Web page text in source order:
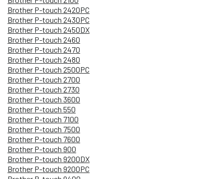
Brother P-touch 2420PC
Brother P-touch 2430PC
Brother P-touch 2450DX
Brother P-touch 2460
Brother P-touch 2470
Brother P-touch 2480
Brother P-touch 2500PC
Brother P-touch 2700
Brother P-touch 2730
Brother P-touch 3600
Brother P-touch 550
Brother P-touch 7100
Brother P-touch 7500
Brother P-touch 7600
Brother P-touch 900
Brother P-touch 9200DX
Brother P-touch 9200PC